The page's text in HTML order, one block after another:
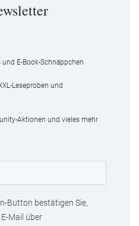
E-Book-Schnäppchen
Leseproben und
Aktionen und vieles mehr
Button bestätigen Sie,
Mail über